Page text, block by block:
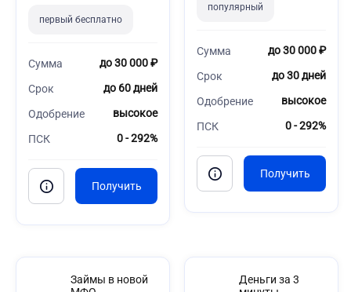
первый бесплатно
Сумма до 30 000 ₽
Срок до 60 дней
Одобрение высокое
ПСК 0 - 292%
популярный
Сумма до 30 000 ₽
Срок до 30 дней
Одобрение высокое
ПСК 0 - 292%
Займы в новой
Деньги за 3